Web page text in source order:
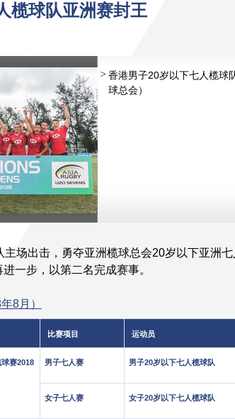
榄球队亚洲赛封王
香港男子20岁以下七人榄球
球总会）
场出击，勇夺亚洲榄球总会20岁以下亚洲
一步，以第二名完成赛事。
8月）
比赛项目 运动员
赛2018
男子七人赛 男子20岁以下七人榄球队
女子七人赛 女子20岁以下七人榄球队